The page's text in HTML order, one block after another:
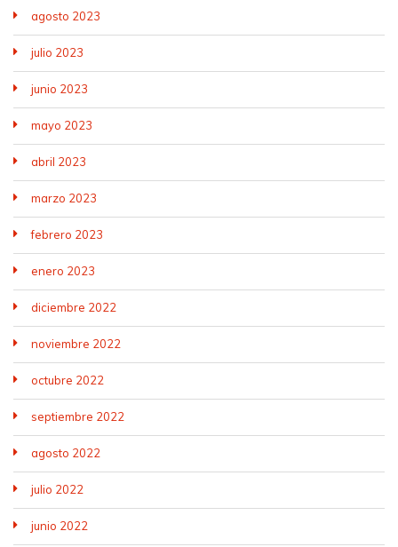
agosto 2023
julio 2023
junio 2023
mayo 2023
abril 2023
marzo 2023
febrero 2023
enero 2023
diciembre 2022
noviembre 2022
octubre 2022
septiembre 2022
agosto 2022
julio 2022
junio 2022